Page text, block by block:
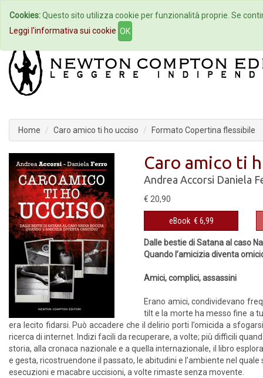
Home Autori Eventi
Home Caro amico ti ho ucciso Formato Copertina flessibile
Caro amico ti
Andrea Accorsi Daniela
€ 20,90
eBook € 6,99
Dalle bestie di Satana al caso
Quando l’amicizia diventa
Amici, complici, assassini
Erano amici, condividevano
tilt e la morte ha messo fine a
era lecito fidarsi. Può accadere che il delirio porti l’omicida a
ricerca di internet. Indizi facili da recuperare, a volte; più difficili
storia, alla cronaca nazionale e a quella internazionale, il libro
e gesta, ricostruendone il passato, le abitudini e l’ambiente nel
esecuzioni e macabre uccisioni, a volte rimaste senza movente.
Cookies:Questo sito utilizza cookie per funzionalità proprie. Se
Leggi l'informativa sui cookie OK